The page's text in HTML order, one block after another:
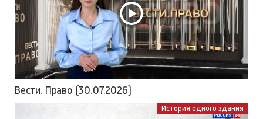
Вести. Право (30.07.2026)
История одного здания